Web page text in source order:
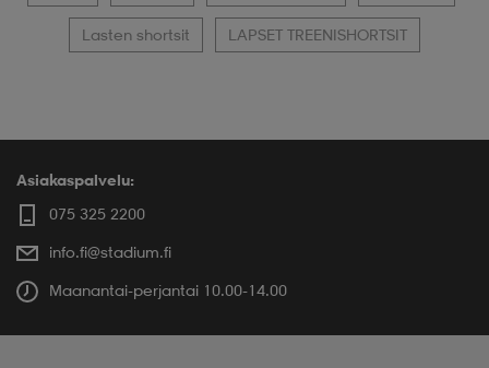
Lasten shortsit LAPSET TREENISHORTSIT
Asiakaspalvelu:
075 325 2200
info.fi@stadium.fi
Maanantai-perjantai 10.00-14.00